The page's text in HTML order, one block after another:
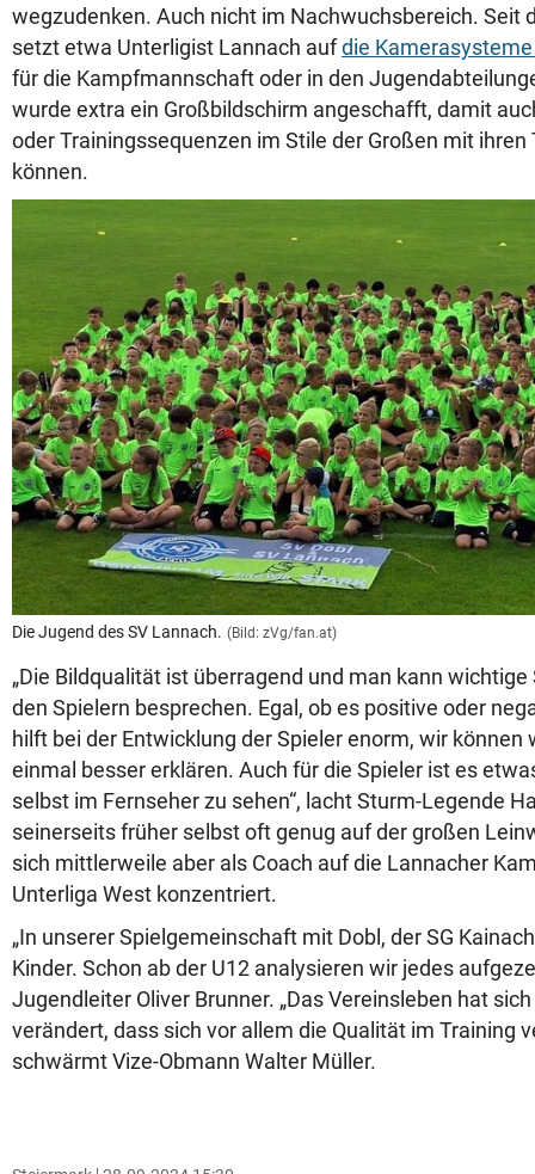
wegzudenken. Auch nicht im Nachwuchsbereich. Seit
setzt etwa Unterligist Lannach aufdie
für die Kampfmannschaft oder in den
wurde extra ein Großbildschirm angeschafft, damit
oder Trainingssequenzen im Stile der Großen mit ihren
können.
Die Jugend des SV Lannach. (Bild: zVg/fan.at)
„Die Bildqualität ist überragend und man kann
den Spielern besprechen. Egal, ob es positive oder
hilft bei der Entwicklung der Spieler enorm, wir können
einmal besser erklären. Auch für die Spieler ist es
selbst im Fernseher zu sehen“, lacht Sturm-Legende
seinerseits früher selbst oft genug auf der großen
sich mittlerweile aber als Coach auf die Lannacher
Unterliga West konzentriert.
„In unserer Spielgemeinschaft mit Dobl, der SG
Kinder. Schon ab der U12 analysieren wir jedes
Jugendleiter Oliver Brunner. „Das Vereinsleben hat
verändert, dass sich vor allem die Qualität im Training
schwärmt Vize-Obmann Walter Müller.